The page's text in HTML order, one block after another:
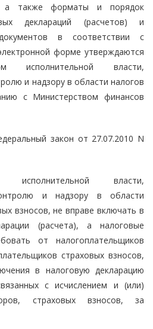
а также форматы и порядок
деклараций (расчетов) и
в соответствии с
форме утверждаются
исполнительной власти,
и надзору в области налогов
с Министерством финансов
закон от 27.07.2010 N
исполнительной власти,
и надзору в области
взносов, не вправе включать в
(расчета), а налоговые
от налогоплательщиков
страховых взносов,
в налоговую декларацию
с исчислением и (или)
страховых взносов, за